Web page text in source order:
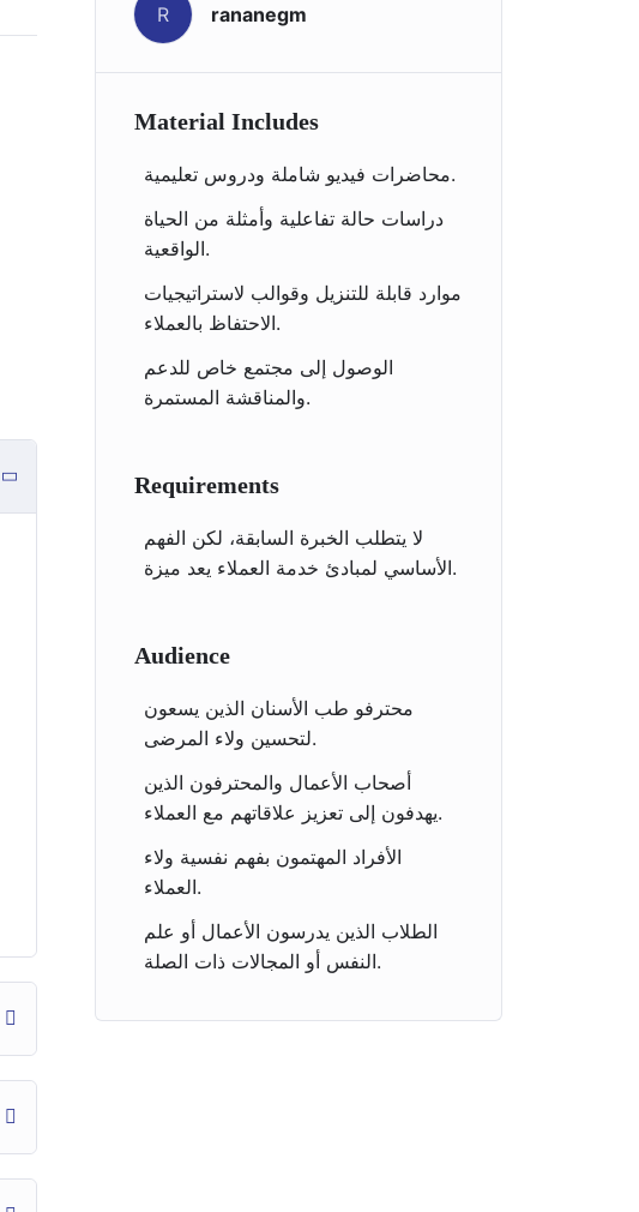
R rananegm
Material Includes
محاضرات فيديو شاملة ودروس تعليمية.
دراسات حالة تفاعلية وأمثلة من الحياة
الواقعية.
موارد قابلة للتنزيل وقوالب لاستراتيجيات
الاحتفاظ بالعملاء.
الوصول إلى مجتمع خاص للدعم
والمناقشة المستمرة.
Requirements
لا يتطلب الخبرة السابقة، لكن الفهم
الأساسي لمبادئ خدمة العملاء يعد ميزة.
Audience
محترفو طب الأسنان الذين يسعون
لتحسين ولاء المرضى.
أصحاب الأعمال والمحترفون الذين
يهدفون إلى تعزيز علاقاتهم مع العملاء.
الأفراد المهتمون بفهم نفسية ولاء
العملاء.
الطلاب الذين يدرسون الأعمال أو علم
النفس أو المجالات ذات الصلة.